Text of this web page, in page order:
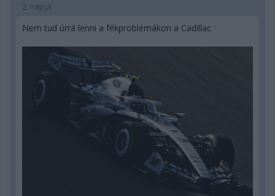
2 napja
Nem tud úrrá lenni a fékproblémákon a Cadillac